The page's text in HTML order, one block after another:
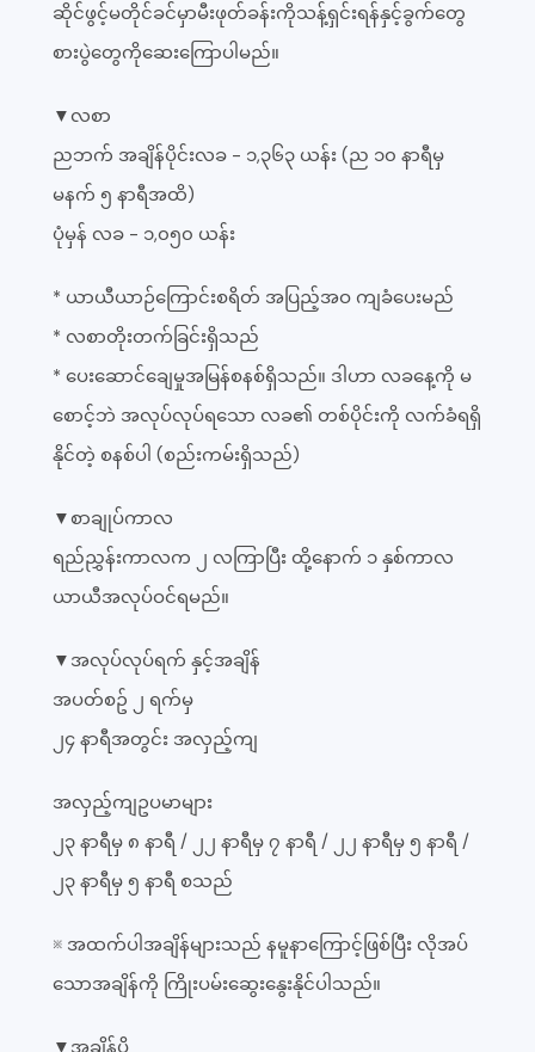
ဆိုင်ဖွင့်မတိုင်ခင်မှာမီးဖုတ်ခန်းကိုသန့်ရှင်းရန်နှင့်ခွက်တွေ
စားပွဲတွေကိုဆေးကြောပါမည်။
▼လစာ
ညဘက် အချိန်ပိုင်းလခ - ၁,၃၆၃ ယန်း (ည ၁၀ နာရီမှ
မနက် ၅ နာရီအထိ)
ပုံမှန် လခ - ၁,၀၅၀ ယန်း
* ယာယီယာဉ်ကြောင်းစရိတ် အပြည့်အဝ ကျခံပေးမည်
* လစာတိုးတက်ခြင်းရှိသည်
* ပေးဆောင်ချေမှုအမြန်စနစ်ရှိသည်။ ဒါဟာ လခနေ့ကို မ
စောင့်ဘဲ အလုပ်လုပ်ရသော လခ၏ တစ်ပိုင်းကို လက်ခံရရှိ
နိုင်တဲ့ စနစ်ပါ (စည်းကမ်းရှိသည်)
▼စာချုပ်ကာလ
ရည်ညွှန်းကာလက ၂ လကြာပြီး ထို့နောက် ၁ နှစ်ကာလ
ယာယီအလုပ်ဝင်ရမည်။
▼အလုပ်လုပ်ရက် နှင့်အချိန်
အပတ်စဥ် ၂ ရက်မှ
၂၄ နာရီအတွင်း အလှည့်ကျ
အလှည့်ကျဥပမာများ
၂၃ နာရီမှ ၈ နာရီ / ၂၂ နာရီမှ ၇ နာရီ / ၂၂ နာရီမှ ၅ နာရီ /
၂၃ နာရီမှ ၅ နာရီ စသည်
※ အထက်ပါအချိန်များသည် နမူနာကြောင့်ဖြစ်ပြီး လိုအပ်
သောအချိန်ကို ကြိုးပမ်းဆွေးနွေးနိုင်ပါသည်။